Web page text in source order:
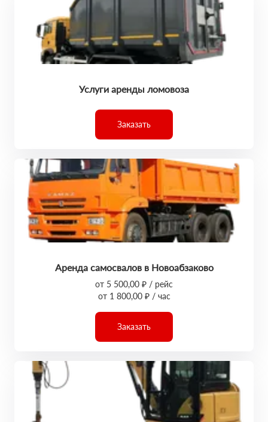
Услуги аренды ломовоза
Заказать
Аренда самосвалов в Новоабзаково
от 5 500,00 ₽ / рейс
от 1 800,00 ₽ / час
Заказать